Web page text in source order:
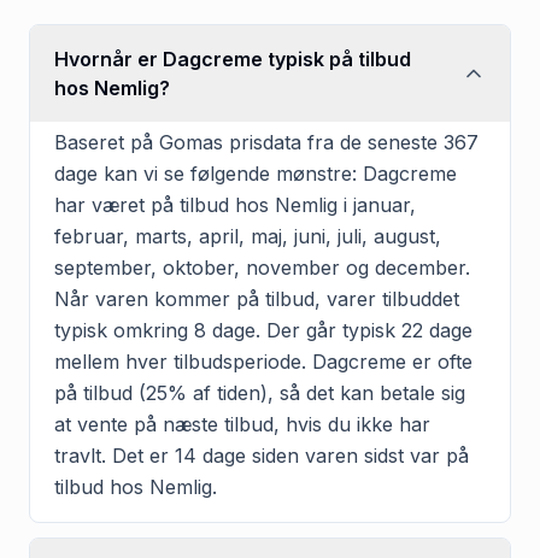
Hvornår er Dagcreme typisk på tilbud
hos Nemlig?
Baseret på Gomas prisdata fra de seneste 367
dage kan vi se følgende mønstre: Dagcreme
har været på tilbud hos Nemlig i januar,
februar, marts, april, maj, juni, juli, august,
september, oktober, november og december.
Når varen kommer på tilbud, varer tilbuddet
typisk omkring 8 dage. Der går typisk 22 dage
mellem hver tilbudsperiode. Dagcreme er ofte
på tilbud (25% af tiden), så det kan betale sig
at vente på næste tilbud, hvis du ikke har
travlt. Det er 14 dage siden varen sidst var på
tilbud hos Nemlig.